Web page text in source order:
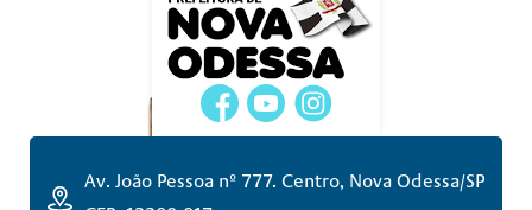
Av. João Pessoa nº 777. Centro, Nova Odessa/SP